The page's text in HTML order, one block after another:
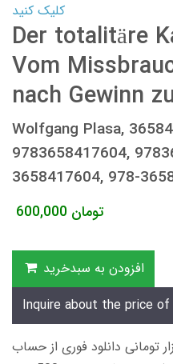
کلیک کنید
Der totalitäre
Vom
nach Gewinn
Wolfgang Plasa,
9783658417604,
3658417604, 978-
600,000 تومان
افزودن به سبدخرید
Inquire about the price
تحویل کتاب های 600 هزار تومانی دانلود فوری از حساب